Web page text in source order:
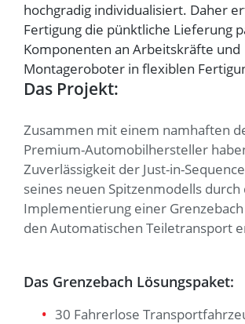
hochgradig individualisiert. Daher
Fertigung die pünktliche Lieferung
Komponenten an Arbeitskräfte und
Montageroboter in flexiblen
Das Projekt:
Zusammen mit einem namhaften
Premium-Automobilhersteller
Zuverlässigkeit der Just-in-
seines neuen Spitzenmodells durch
Implementierung einer
den Automatischen Teiletransport
Das Grenzebach Lösungspaket:
30 Fahrerlose